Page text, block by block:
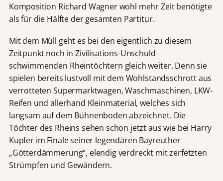
Komposition Richard Wagner wohl mehr Zeit benötigte
als für die Hälfte der gesamten Partitur.
Mit dem Müll geht es bei den eigentlich zu diesem
Zeitpunkt noch in Zivilisations-Unschuld
schwimmenden Rheintöchtern gleich weiter. Denn sie
spielen bereits lustvoll mit dem Wohlstandsschrott aus
verrotteten Supermarktwagen, Waschmaschinen, LKW-
Reifen und allerhand Kleinmaterial, welches sich
langsam auf dem Bühnenboden abzeichnet. Die
Töchter des Rheins sehen schon jetzt aus wie bei Harry
Kupfer im Finale seiner legendären Bayreuther
„Götterdämmerung“, elendig verdreckt mit zerfetzten
Strümpfen und Gewändern.